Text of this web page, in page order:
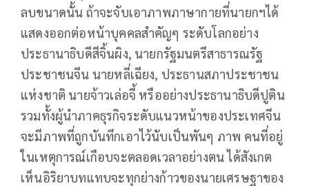
ลบขนาดนั้น ถ้าจะจับเอาภาพภาษากายที่นายกฯได้
แสดงออกต่อหน้าบุคคลสำคัญๆ ระดับโลกอย่าง
ประธานาธิบดีสีจิ้นผิง, นายกรัฐมนตรีสาธารณรัฐ
ประชาชนจีน นายหลี่เฉียง, ประธานสภาประชาชน
แห่งชาติ นายจ้าวเล่อจี้ หรืออย่างประธานาธิบดีปูติน
รวมทั้งผู้นำภาคธุรกิจระดับแนวหน้าของประเทศจีน
จะมีภาพที่ถูกบันทึกเอาไว้นับเป็นพันๆ ภาพ คนที่อยู่
ในเหตุการณ์เกือบจะตลอดเวลาอย่างตน ได้สังเกต
เห็นอิริยาบทแทบจะทุกย่างก้าวของนายเศรษฐาของ